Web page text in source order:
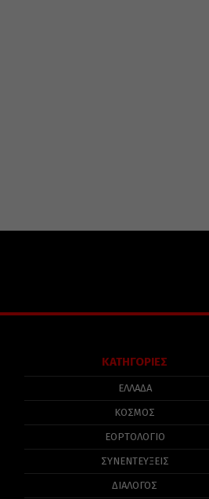
ΚΑΤΗΓΟΡΙΕΣ
ΕΛΛΑΔΑ
ΚΟΣΜΟΣ
ΕΟΡΤΟΛΟΓΙΟ
ΣΥΝΕΝΤΕΥΞΕΙΣ
ΔΙΑΛΟΓΟΣ